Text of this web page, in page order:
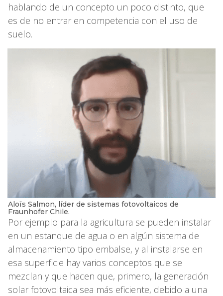
hablando de un concepto un poco distinto, que
es de no entrar en competencia con el uso de
suelo.
Aloïs Salmon, líder de sistemas fotovoltaicos de
Fraunhofer Chile.
Por ejemplo para la agricultura se pueden instalar
en un estanque de agua o en algún sistema de
almacenamiento tipo embalse, y al instalarse en
esa superficie hay varios conceptos que se
mezclan y que hacen que, primero, la generación
solar fotovoltaica sea más eficiente, debido a una